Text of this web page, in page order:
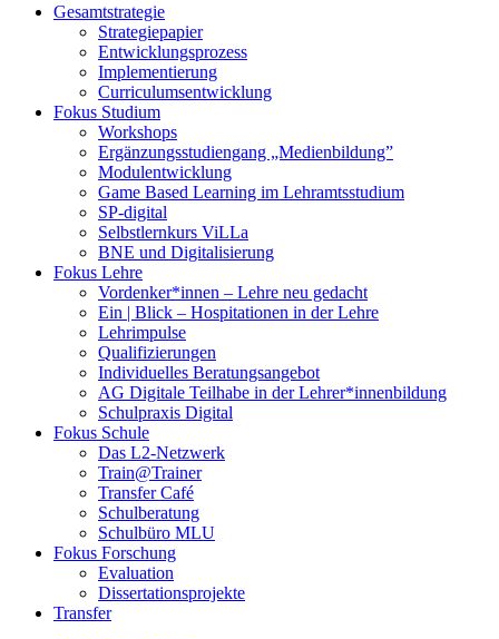
Gesamtstrategie
Strategiepapier
Entwicklungsprozess
Implementierung
Curriculumsentwicklung
Fokus Studium
Workshops
Ergänzungsstudiengang „Medienbildung”
Modulentwicklung
Game Based Learning im Lehramtsstudium
SP-digital
Selbstlernkurs ViLLa
BNE und Digitalisierung
Fokus Lehre
Vordenker*innen – Lehre neu gedacht
Ein | Blick – Hospitationen in der Lehre
Lehrimpulse
Qualifizierungen
Individuelles Beratungsangebot
AG Digitale Teilhabe in der Lehrer*innenbildung
Schulpraxis Digital
Fokus Schule
Das L2-Netzwerk
Train@Trainer
Transfer Café
Schulberatung
Schulbüro MLU
Fokus Forschung
Evaluation
Dissertationsprojekte
Transfer